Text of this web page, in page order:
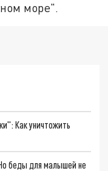
море".
Как уничтожить
беды для малышей не